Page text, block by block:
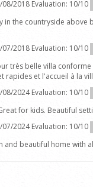
2018 Evaluation: 10/10
in the countryside
2018 Evaluation: 10/10
très belle villa
rapides et l'accueil à la
2024 Evaluation: 10/10
for kids. Beautiful
2024 Evaluation: 10/10
and beautiful home with